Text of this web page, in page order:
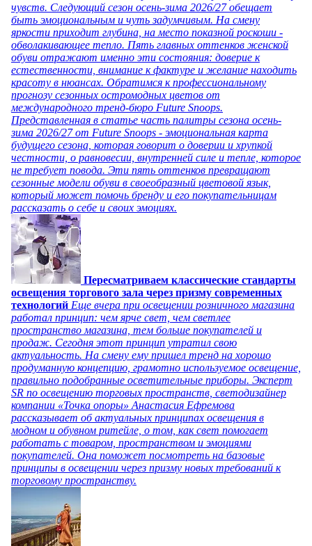
чувств. Следующий сезон осень-зима 2026/27 обещает
быть эмоциональным и чуть задумчивым. На смену
яркости приходит глубина, на место показной роскоши -
обволакивающее тепло. Пять главных оттенков женской
обуви отражают именно эти состояния: доверие к
естественности, внимание к фактуре и желание находить
красоту в нюансах. Обратимся к профессиональному
прогнозу сезонных остромодных цветов от
международного тренд-бюро Future Snoops.
Представленная в статье часть палитры сезона осень-
зима 2026/27 от Future Snoops - эмоциональная карта
будущего сезона, которая говорит о доверии и хрупкой
честности, о равновесии, внутренней силе и тепле, которое
не требует повода. Эти пять оттенков превращают
сезонные модели обуви в своеобразный цветовой язык,
который может помочь бренду и его покупательницам
рассказать о себе и своих эмоциях.
Пересматриваем классические стандарты
освещения торгового зала через призму современных
технологий Еще вчера при освещении розничного магазина
работал принцип: чем ярче свет, чем светлее
пространство магазина, тем больше покупателей и
продаж. Сегодня этот принцип утратил свою
актуальность. На смену ему пришел тренд на хорошо
продуманную концепцию, грамотно используемое освещение,
правильно подобранные осветительные приборы. Эксперт
SR по освещению торговых пространств, светодизайнер
компании «Точка опоры» Анастасия Ефремова
рассказывает об актуальных принципах освещения в
модном и обувном ритейле, о том, как свет помогает
работать с товаром, пространством и эмоциями
покупателей. Она поможет посмотреть на базовые
принципы в освещении через призму новых требований к
торговому пространству.